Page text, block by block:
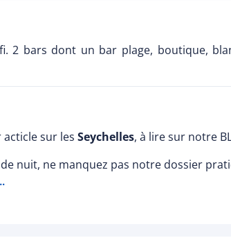
2 bars dont un bar plage, boutique,
sur les Seychelles, à lire sur notre
nuit, ne manquez pas notre dossier